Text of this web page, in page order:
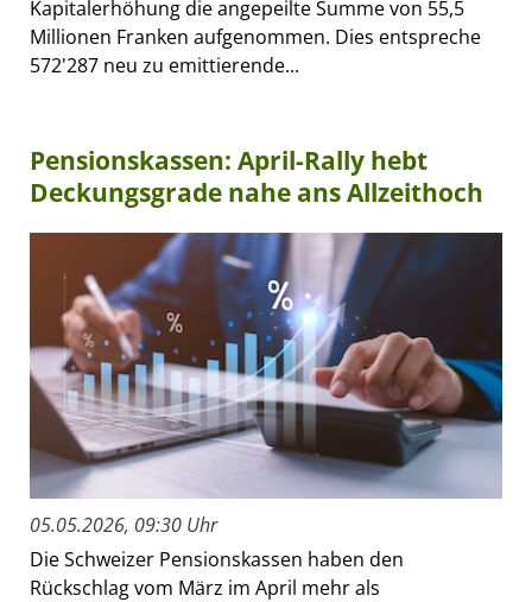
Kapitalerhöhung die angepeilte Summe von 55,5
Millionen Franken aufgenommen. Dies entspreche
572'287 neu zu emittierende...
Pensionskassen: April-Rally hebt
Deckungsgrade nahe ans Allzeithoch
05.05.2026, 09:30 Uhr
Die Schweizer Pensionskassen haben den
Rückschlag vom März im April mehr als